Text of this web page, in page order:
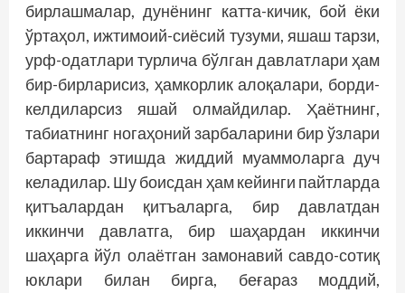
бирлашмалар, дунёнинг катта-кичик, бой ёки
ўртаҳол, ижтимоий-сиёсий тузуми, яшаш тарзи,
урф-одатлари турлича бўлган давлатлари ҳам
бир-бирларисиз, ҳамкорлик алоқалари, борди-
келдиларсиз яшай олмайдилар. Ҳаётнинг,
табиатнинг ногаҳоний зарбаларини бир ўзлари
бартараф этишда жиддий муаммоларга дуч
келадилар. Шу боисдан ҳам кейинги пайтларда
қитъалардан қитъаларга, бир давлатдан
иккинчи давлатга, бир шаҳардан иккинчи
шаҳарга йўл олаётган замонавий савдо-сотиқ
юклари билан бирга, беғараз моддий,